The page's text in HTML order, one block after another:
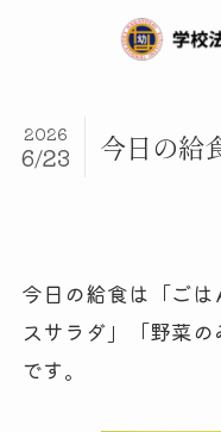
今日の給
2026
6/23
今日の給食は「ご
スサラダ」「野菜の
です。